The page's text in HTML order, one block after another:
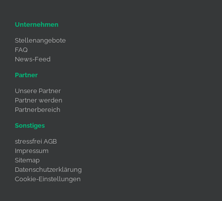
Unternehmen
Stellenangebote
FAQ
News-Feed
Partner
Unsere Partner
Partner werden
Partnerbereich
Sonstiges
stressfrei AGB
Impressum
Sitemap
Datenschutzerklärung
Cookie-Einstellungen